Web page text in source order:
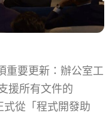
重要更新：辦公室工
援所有文件的
從「程式開發助